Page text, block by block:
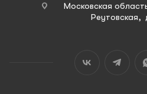
Московская
Реутовская,